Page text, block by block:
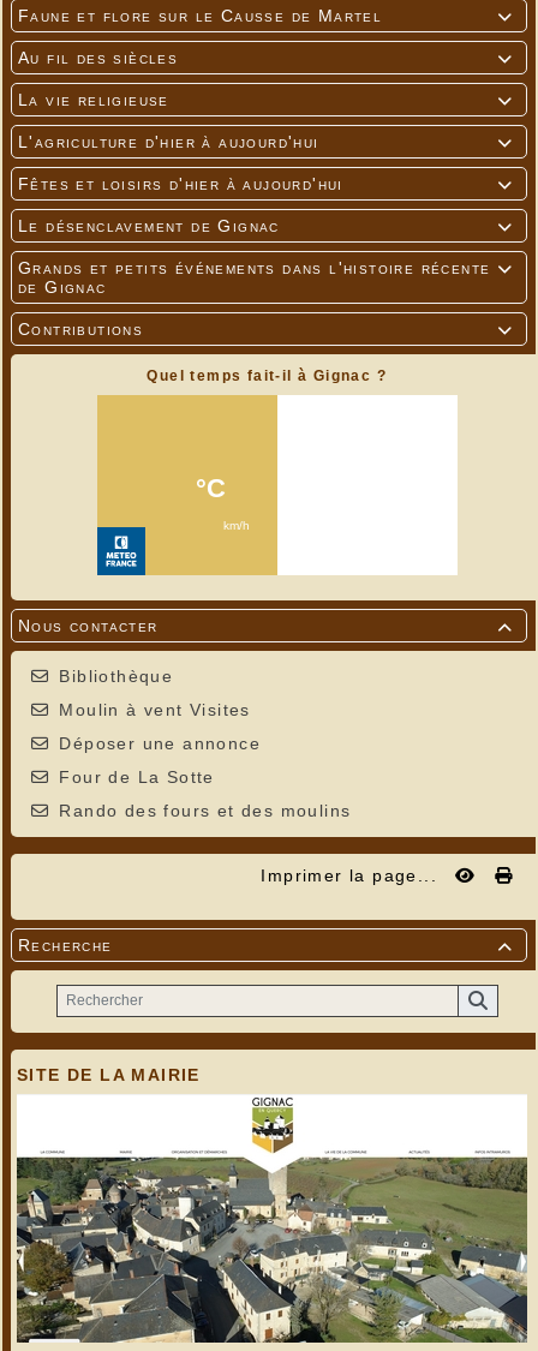

Faune et flore sur le Causse de Martel

Au fil des siècles

La vie religieuse

L'agriculture d'hier à aujourd'hui

Fêtes et loisirs d'hier à aujourd'hui

Le désenclavement de Gignac

Grands et petits événements dans l'histoire récente
de Gignac

Contributions
Quel temps fait-il à Gignac ?

Nous contacter
Bibliothèque
Moulin à vent Visites
Déposer une annonce
Four de La Sotte
Rando des fours et des moulins
Imprimer la page...

Recherche
SITE DE LA MAIRIE